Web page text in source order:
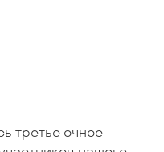
третье очное